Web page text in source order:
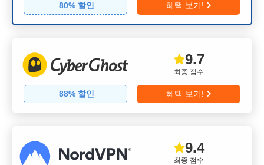
80% 할인 혜택 보기!
최종 점수
9.7
88% 할인 혜택 보기!
최종 점수
9.4